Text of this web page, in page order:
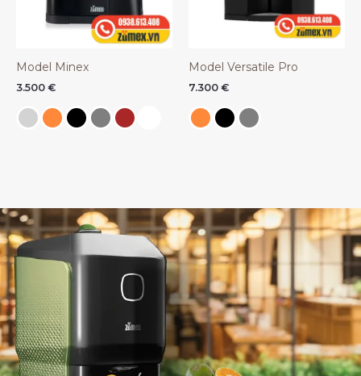
Model Minex
3.500 €
Model Versatile Pro
7.300 €